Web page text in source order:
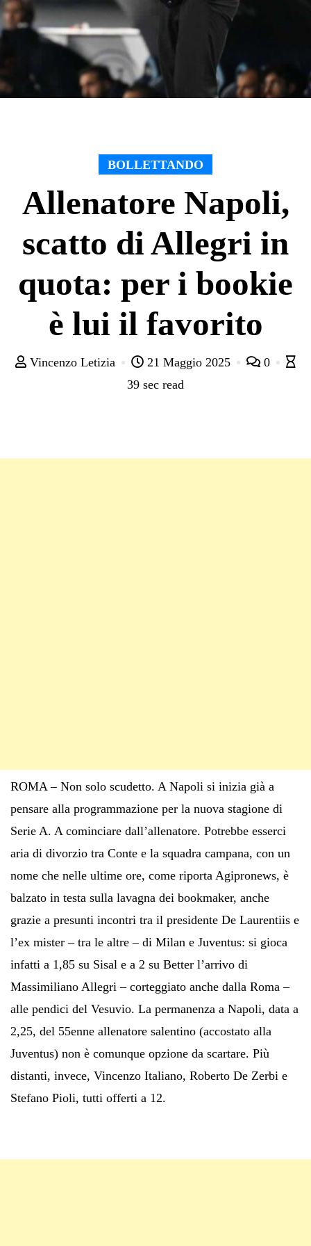
BOLLETTANDO
Allenatore Napoli,
scatto di Allegri in
quota: per i bookie
è lui il favorito
Vincenzo Letizia 21 Maggio 2025
0
39 sec read
ROMA – Non solo scudetto. A Napoli si inizia già a
pensare alla programmazione per la nuova stagione di
Serie A. A cominciare dall’allenatore. Potrebbe esserci
aria di divorzio tra Conte e la squadra campana, con un
nome che nelle ultime ore, come riporta Agipronews, è
balzato in testa sulla lavagna dei bookmaker, anche
grazie a presunti incontri tra il presidente De Laurentiis e
l’ex mister – tra le altre – di Milan e Juventus: si gioca
infatti a 1,85 su Sisal e a 2 su Better l’arrivo di
Massimiliano Allegri – corteggiato anche dalla Roma –
alle pendici del Vesuvio. La permanenza a Napoli, data a
2,25, del 55enne allenatore salentino (accostato alla
Juventus) non è comunque opzione da scartare. Più
distanti, invece, Vincenzo Italiano, Roberto De Zerbi e
Stefano Pioli, tutti offerti a 12.